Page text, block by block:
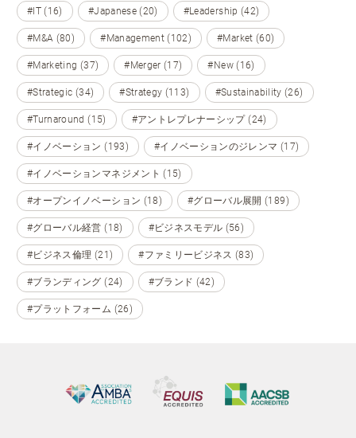
#IT (16) #Japanese (20) #Leadership (42)
#M&A (80) #Management (102) #Market (60)
#Marketing (37) #Merger (17) #New (16)
#Strategic (34) #Strategy (113) #Sustainability (26)
#Turnaround (15) #アントレプレナーシップ (24)
#イノベーション (193) #イノベーションのジレンマ (17)
#イノベーションマネジメント (15)
#オープンイノベーション (18) #グローバル展開 (189)
#グローバル経営 (18) #ビジネスモデル (56)
#ビジネス倫理 (21) #ファミリービジネス (83)
#ブランディング (24) #ブランド (42)
#プラットフォーム (26)